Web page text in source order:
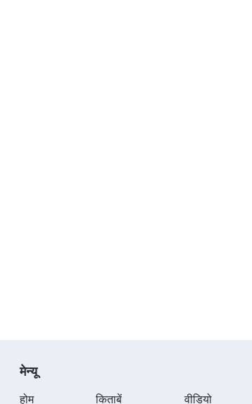
मेन्यू
होम किताबें वीडियो